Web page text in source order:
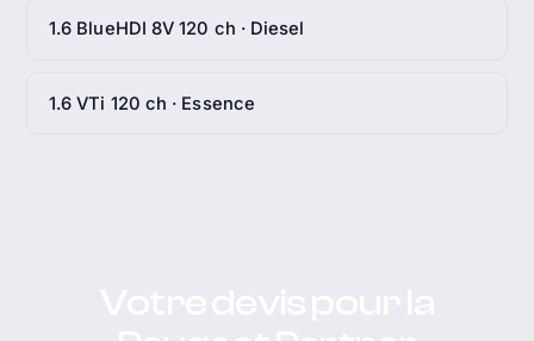
1.6 BlueHDI 8V 120 ch · Diesel
1.6 VTi 120 ch · Essence